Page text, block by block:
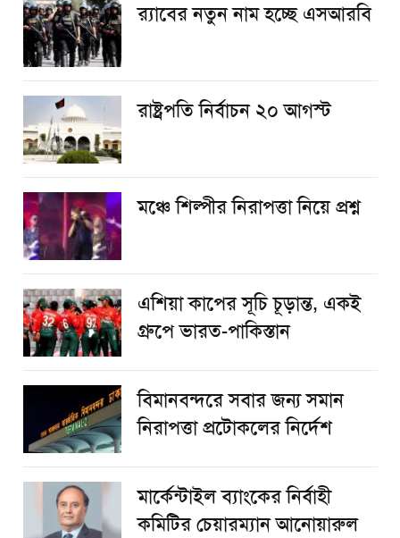
র‌্যাবের নতুন নাম হচ্ছে এসআরবি
রাষ্ট্রপতি নির্বাচন ২০ আগস্ট
​মঞ্চে শিল্পীর নিরাপত্তা নিয়ে প্রশ্ন
এশিয়া কাপের সূচি চূড়ান্ত, একই
গ্রুপে ভারত-পাকিস্তান
বিমানবন্দরে সবার জন্য সমান
নিরাপত্তা প্রটোকলের নির্দেশ
মার্কেন্টাইল ব্যাংকের নির্বাহী
কমিটির চেয়ারম্যান আনোয়ারুল